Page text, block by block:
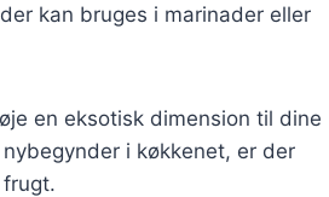
kan bruges i marinader eller
en eksotisk dimension til dine
i køkkenet, er der